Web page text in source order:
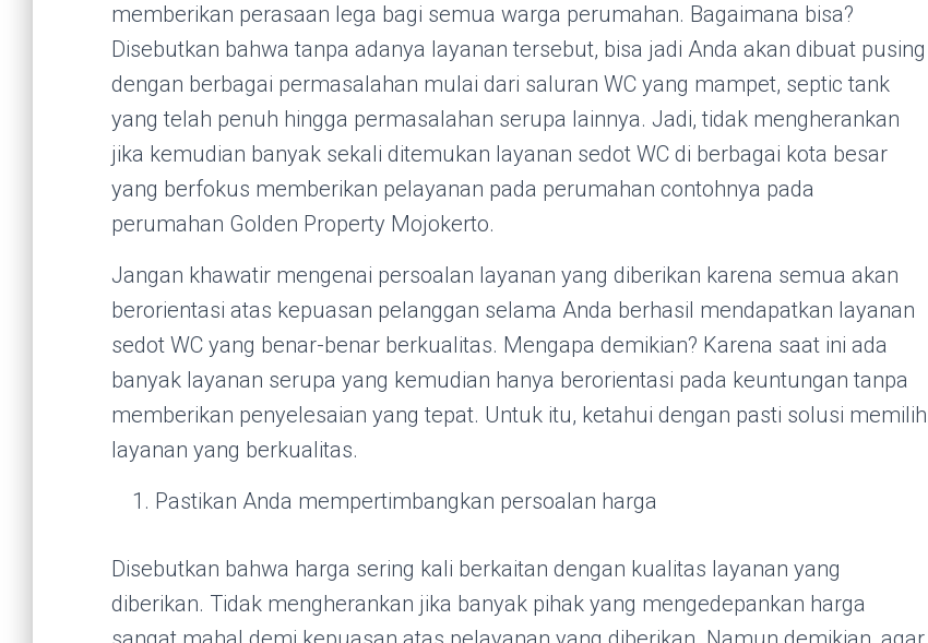
memberikan perasaan lega bagi semua warga perumahan. Bagaimana bisa?
Disebutkan bahwa tanpa adanya layanan tersebut, bisa jadi Anda akan dibuat pusing
dengan berbagai permasalahan mulai dari saluran WC yang mampet, septic tank
yang telah penuh hingga permasalahan serupa lainnya. Jadi, tidak mengherankan
jika kemudian banyak sekali ditemukan layanan sedot WC di berbagai kota besar
yang berfokus memberikan pelayanan pada perumahan contohnya pada
perumahan Golden Property Mojokerto.
Jangan khawatir mengenai persoalan layanan yang diberikan karena semua akan
berorientasi atas kepuasan pelanggan selama Anda berhasil mendapatkan layanan
sedot WC yang benar-benar berkualitas. Mengapa demikian? Karena saat ini ada
banyak layanan serupa yang kemudian hanya berorientasi pada keuntungan tanpa
memberikan penyelesaian yang tepat. Untuk itu, ketahui dengan pasti solusi memilih
layanan yang berkualitas.
Pastikan Anda mempertimbangkan persoalan harga
Disebutkan bahwa harga sering kali berkaitan dengan kualitas layanan yang
diberikan. Tidak mengherankan jika banyak pihak yang mengedepankan harga